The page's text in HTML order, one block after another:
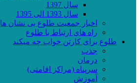
سال 1397
سال 1393 الی 1395
اخبار جمعیت طلوع بی نشان ها
راه های ارتباط با طلوع
طلوع برای کارتن خواب چه میکند
جذب
درمان
سرپناه (مراکز اقامتی)
آموزش